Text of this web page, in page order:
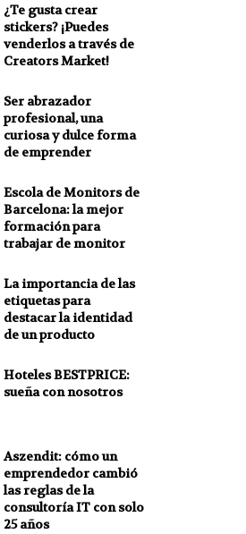
¿Te gusta crear
stickers? ¡Puedes
venderlos a través de
Creators Market!
Ser abrazador
profesional, una
curiosa y dulce forma
de emprender
Escola de Monitors de
Barcelona: la mejor
formación para
trabajar de monitor
La importancia de las
etiquetas para
destacar la identidad
de un producto
Hoteles BESTPRICE:
sueña con nosotros
Aszendit: cómo un
emprendedor cambió
las reglas de la
consultoría IT con solo
25 años